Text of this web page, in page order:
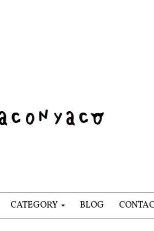
CATEGORY BLOG